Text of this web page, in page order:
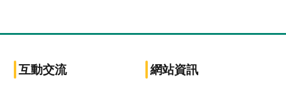
互動交流 網站資訊